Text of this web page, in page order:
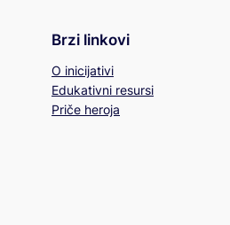
Brzi linkovi
O inicijativi
Edukativni resursi
Priče heroja